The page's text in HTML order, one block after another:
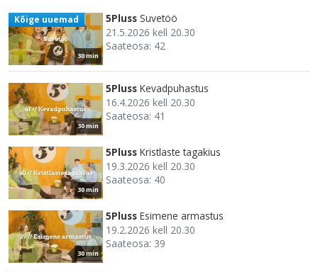
30 min
Kõige uuemad 5Pluss Suvetöö
21.5.2026 kell 20.30
Saateosa: 42
30 min
5Pluss Kevadpuhastus
16.4.2026 kell 20.30
Saateosa: 41
30 min
5Pluss Kristlaste tagakius
19.3.2026 kell 20.30
Saateosa: 40
30 min
5Pluss Esimene armastus
19.2.2026 kell 20.30
Saateosa: 39